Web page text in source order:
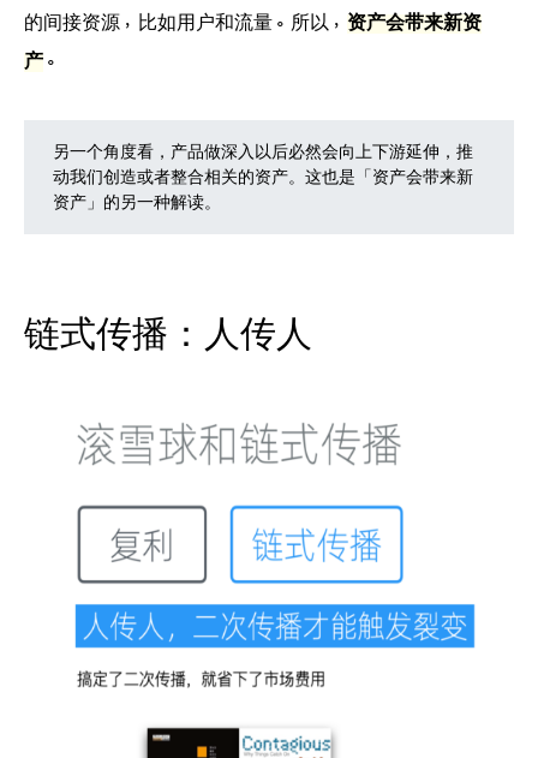
的间接资源，比如用户和流量。所以， 资产会带来新资
产 。
另一个角度看，产品做深入以后必然会向上下游延伸，推
动我们创造或者整合相关的资产。这也是「资产会带来新
资产」的另一种解读。
链式传播：人传人